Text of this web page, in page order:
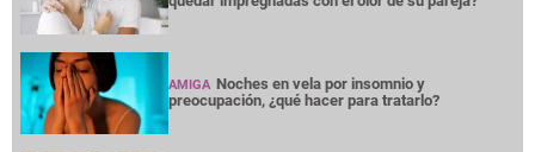
AMIGA Noches en vela por insomnio y
preocupación, ¿qué hacer para tratarlo?